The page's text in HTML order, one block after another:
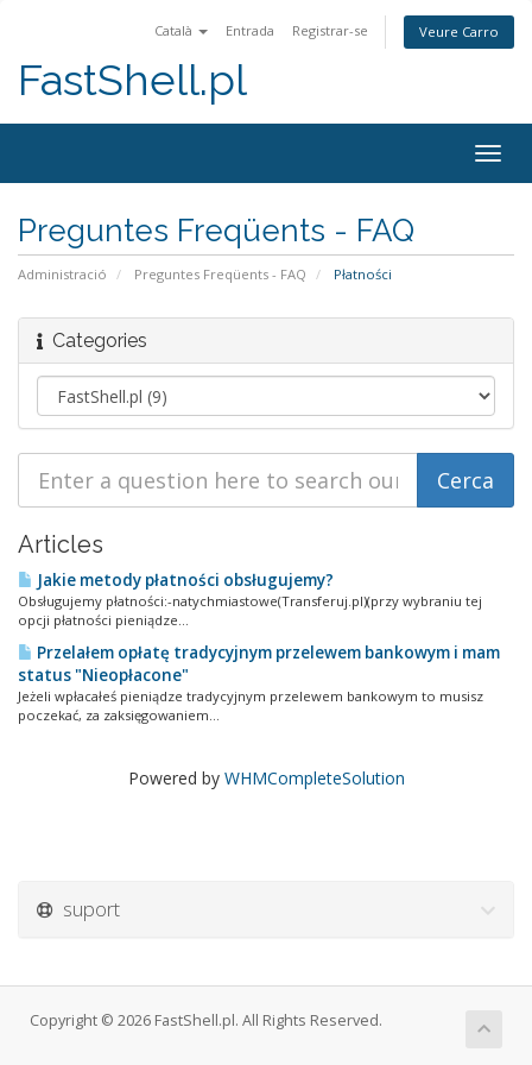
Català Entrada Registrar-se Veure Carro
FastShell.pl
Preguntes Freqüents - FAQ
Administració Preguntes Freqüents - FAQ Płatności
Categories
Articles
Jakie metody płatności obsługujemy?
Obsługujemy płatności:-natychmiastowe(Transferuj.pl)(przy wybraniu tej
opcji płatności pieniądze...
Przelałem opłatę tradycyjnym przelewem bankowym i mam
status "Nieopłacone"
Jeżeli wpłacałeś pieniądze tradycyjnym przelewem bankowym to musisz
poczekać, za zaksięgowaniem...
Powered by WHMCompleteSolution
suport
Copyright © 2026 FastShell.pl. All Rights Reserved.